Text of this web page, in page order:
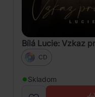
Bílá Lucie: Vzkaz
CD
Skladom